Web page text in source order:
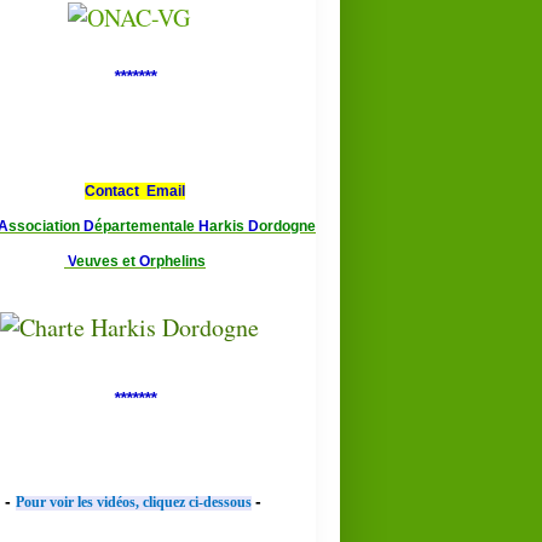
*******
Contact Email
ssociation Départementale Harkis Dordogne
Veuves et Orphelins
*******
- Pour voir les vidéos, cliquez ci-dessous -